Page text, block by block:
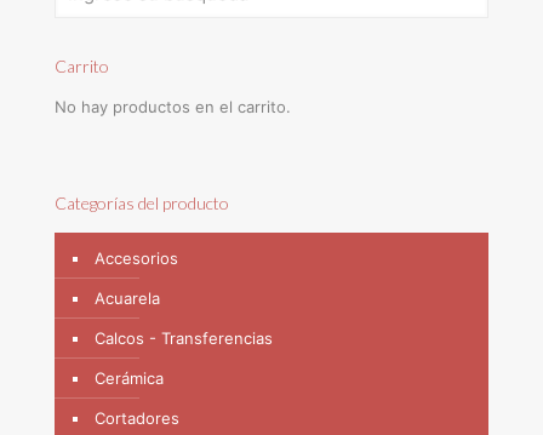
Carrito
No hay productos en el carrito.
Categorías del producto
Accesorios
Acuarela
Calcos - Transferencias
Cerámica
Cortadores